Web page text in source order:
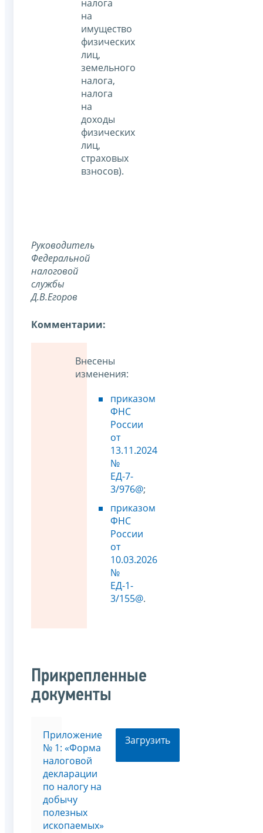
налога
на
имущество
физических
лиц,
земельного
налога,
налога
на
доходы
физических
лиц,
страховых
взносов).
Руководитель
Федеральной
налоговой
службы
Д.В.Егоров
Комментарии:
Внесены
изменения:
приказом
ФНС
России
от
13.11.2024
№
ЕД-7-
3/976@;
приказом
ФНС
России
от
10.03.2026
№
ЕД-1-
3/155@.
Прикрепленные
документы
Приложение
№ 1: «Форма
налоговой
декларации
по налогу на
добычу
полезных
ископаемых»
Загрузить